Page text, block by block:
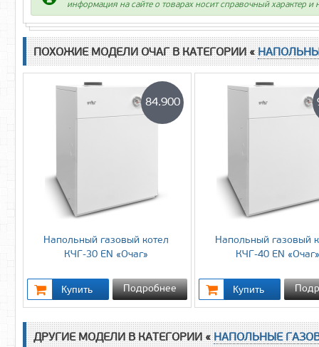
информация на сайте о товарах носит справочный характер
ПОХОЖИЕ МОДЕЛИ ОЧАГ В КАТЕГОРИИ «
Напольный газовый котел
КЧГ-30 EN «Очаг»
84.900
Подробнее
Напольный газовый
КЧГ-40 EN «Очаг»
ДРУГИЕ МОДЕЛИ В КАТЕГОРИИ «НАПОЛЬНЫЕ